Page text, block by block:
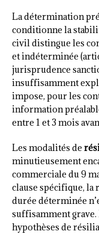
La détermination
conditionne la
civil distingue les
et indéterminée
jurisprudence
insuffisamment
impose, pour les
information
entre 1 et 3 mois
Les modalités de
minutieusement
commerciale du 9
clause spécifique, la
durée déterminée
suffisamment
hypothèses de